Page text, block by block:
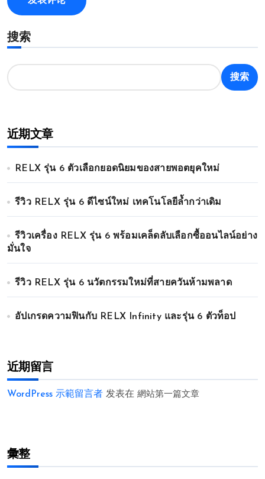
搜索
搜索
近期文章
RELX รุ่น 6 ตัวเลือกยอดนิยมของสายพอตยุคใหม่
รีวิว RELX รุ่น 6 ดีไซน์ใหม่ เทคโนโลยีล้ำกว่าเดิม
รีวิวเครื่อง RELX รุ่น 6 พร้อมเคล็ดลับเลือกซื้ออนไลน์อย่าง
มั่นใจ
รีวิว RELX รุ่น 6 นวัตกรรมใหม่ที่สายควันห้ามพลาด
อัปเกรดความฟินกับ RELX Infinity และรุ่น 6 ตัวท็อป
近期留言
WordPress 示範留言者 发表在 網站第一篇文章
彙整